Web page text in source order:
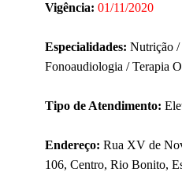
Vigência: 01/11/2020
Especialidades: Nutrição /
Fonoaudiologia / Terapia
Tipo de Atendimento:
Endereço: Rua XV de
106, Centro, Rio Bonito,